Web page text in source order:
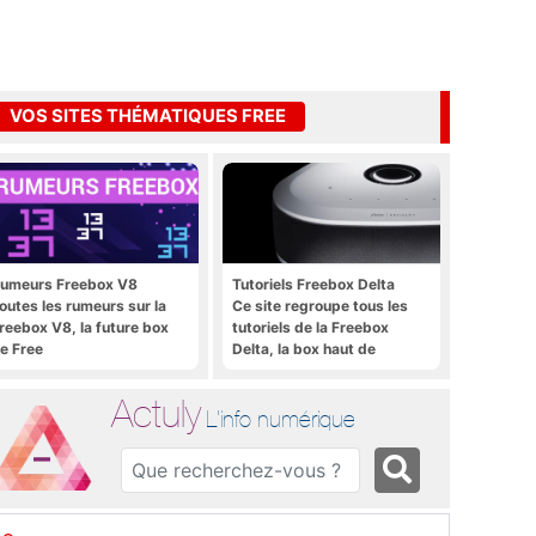
VOS SITES THÉMATIQUES FREE
Freebox V8
les rumeurs sur la
V8, la future box
Free
Tutoriels Freebox Delta
Ce site regroupe tous les
tutoriels de la Freebox
Delta, la box haut de
Actuly L'info numérique